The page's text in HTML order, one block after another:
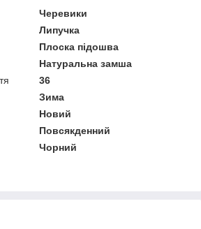
Черевики
Липучка
Плоска підошва
Натуральна замша
36
Зима
Новий
Повсякденний
Чорний